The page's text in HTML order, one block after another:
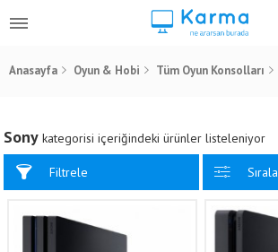
Anasayfa Oyun & Hobi Tüm Oyun Konsolları
Sony kategorisi içeriğindeki ürünler listeleniyor
Filtrele Sırala